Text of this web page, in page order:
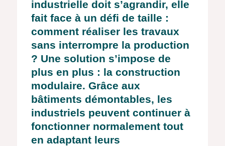
industrielle doit s’agrandir, elle
fait face à un défi de taille :
comment réaliser les travaux
sans interrompre la production
? Une solution s’impose de
plus en plus : la construction
modulaire. Grâce aux
bâtiments démontables, les
industriels peuvent continuer à
fonctionner normalement tout
en adaptant leurs